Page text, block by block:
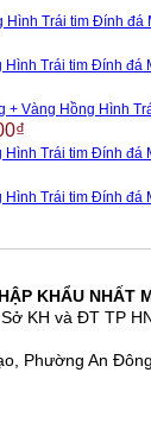
Hình Trái tim Đính đá
Hình Trái tim Đính đá
+ Vàng Hồng Hình
₫
Hình Trái tim Đính đá
Hình Trái tim Đính đá
KHẨU NHẤT
KH và ĐT TP
Phường An